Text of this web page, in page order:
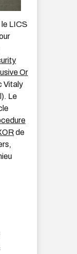
le LICS
Or
Vitaly
Le
de